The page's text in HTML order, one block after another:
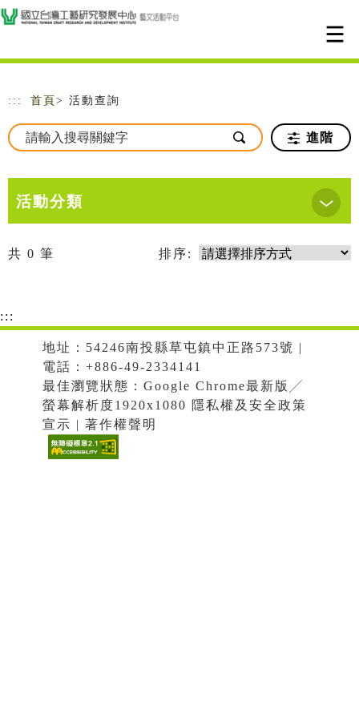
跳到主要內容
網站導覽
::: 首頁 > 活動查詢
進階
活動分類
共 0 筆 排序:
:::
地址：54246南投縣草屯鎮中正路573號 |
電話：+886-49-2334141
最佳瀏覽狀態：Google Chrome最新版╱
螢幕解析度1920x1080 隱私權及安全政策
宣示 | 著作權聲明